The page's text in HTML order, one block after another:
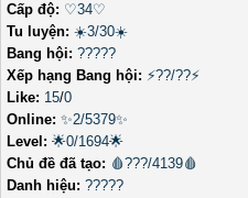
Cấp độ: ♡34♡
Tu luyện: ☀️3/30☀️
Bang hội: ?????
Xếp hạng Bang hội: ⚡??/??⚡
Like: 15/0
Online: ✨2/5379✨
Level: 🌟0/1694🌟
Chủ đề đã tạo: 🩸???/4139🩸
Danh hiệu: ?????